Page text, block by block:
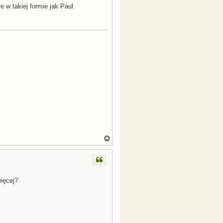
w takiej formie jak Paul
a
g